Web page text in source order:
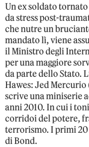
Un ex soldato
da stress post-
che nutre un
mandato lì, viene
il Ministro degli
per una maggiore
da parte dello Stato.
Hawes: Jed
scrive una miniserie
anni 2010. In cui i
corridoi del potere,
terrorismo. I primi
di Bond.